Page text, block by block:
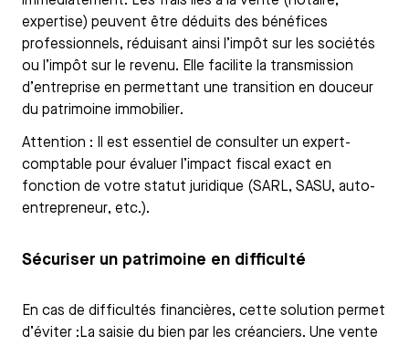
expertise) peuvent être déduits des bénéfices
professionnels, réduisant ainsi l’impôt sur les sociétés
ou l’impôt sur le revenu. Elle facilite la transmission
d’entreprise en permettant une transition en douceur
du patrimoine immobilier.
Attention : Il est essentiel de consulter un expert-
comptable pour évaluer l’impact fiscal exact en
fonction de votre statut juridique (SARL, SASU, auto-
entrepreneur, etc.).
Sécuriser un patrimoine en difficulté
En cas de difficultés financières, cette solution permet
d’éviter :La saisie du bien par les créanciers. Une vente